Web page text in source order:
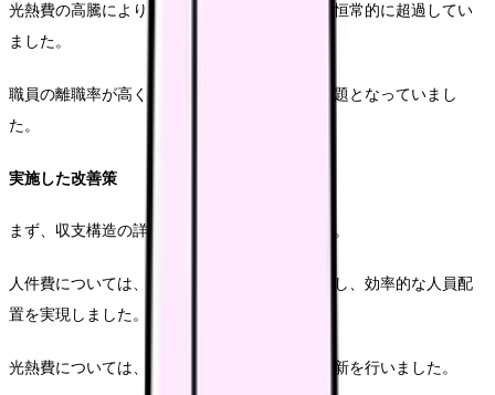
光熱費の高騰により、月間の運営費用が予算を恒常的に超過してい
ました。
職員の離職率が高く、サービス品質の維持が課題となっていまし
た。
実施した改善策
まず、収支構造の詳細な分析から着手しました。
人件費については、シフト管理システムを導入し、効率的な人員配
置を実現しました。
光熱費については、省エネ設備への段階的な更新を行いました。